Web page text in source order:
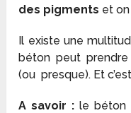
des pigments et
Il existe une
béton peut
(ou presque). Et
A savoir : le béton